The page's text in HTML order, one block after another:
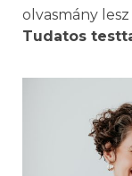
olvasmány
Tudatos